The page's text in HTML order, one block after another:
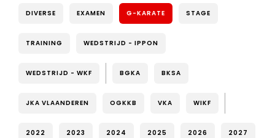
DIVERSE EXAMEN G-KARATE STAGE
TRAINING WEDSTRIJD - IPPON
WEDSTRIJD - WKF BGKA BKSA
JKA VLAANDEREN OGKKB VKA WIKF
2022 2023 2024 2025 2026 2027